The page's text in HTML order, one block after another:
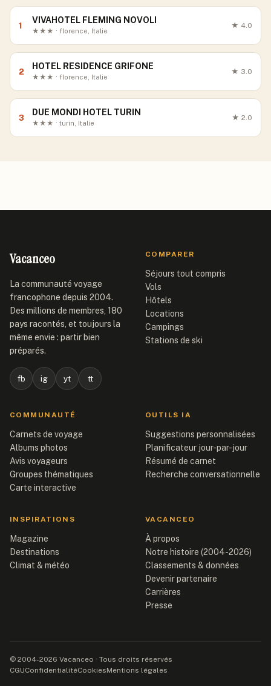
1
VIVAHOTEL FLEMING NOVOLI
★★★ · florence, Italie
★ 4.0
2
HOTEL RESIDENCE GRIFONE
★★★ · florence, Italie
★ 3.0
3
DUE MONDI HOTEL TURIN
★★★ · turin, Italie
★ 2.0
Vacanceo
La communauté voyage
francophone depuis 2004.
Des millions de membres, 180
pays racontés, et toujours la
même envie : partir bien
préparés.
fb ig yt tt
COMPARER
Séjours tout compris
Vols
Hôtels
Locations
Campings
Stations de ski
COMMUNAUTÉ
Carnets de voyage
Albums photos
Avis voyageurs
Groupes thématiques
Carte interactive
OUTILS IA
Suggestions personnalisées
Planificateur jour-par-jour
Résumé de carnet
Recherche conversationnelle
INSPIRATIONS
Magazine
Destinations
Climat & météo
VACANCEO
À propos
Notre histoire (2004-2026)
Classements & données
Devenir partenaire
Carrières
Presse
© 2004-2026 Vacanceo · Tous droits réservés
CGUConfidentialitéCookiesMentions légales